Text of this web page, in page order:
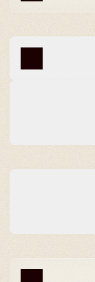
Indicazioni
I video più